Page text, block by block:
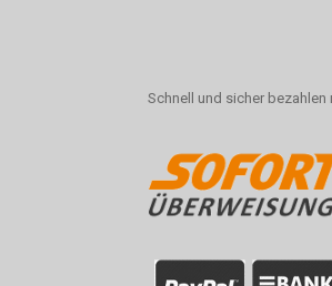
Schnell und sicher bezahlen